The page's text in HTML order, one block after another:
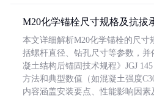
M20化学锚栓尺寸规格及抗拔
本文详细解析M20化学锚栓的尺寸
括螺杆直径、钻孔尺寸等参数，
凝土结构后锚固技术规程》JGJ
方法和典型数值（如混凝土强度
内容涵盖安装要点、性能影响因